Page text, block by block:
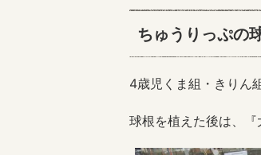
ちゅうりっぷの
4歳児くま組・きりん
球根を植えた後は、